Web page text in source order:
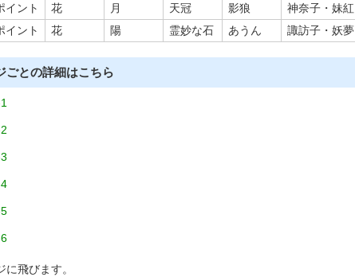
イント 花 月 天冠 影狼
神奈子・妹紅
イント 花 陽 霊妙な石 あうん 諏訪子・妖夢
ごとの詳細はこちら
飛びます。